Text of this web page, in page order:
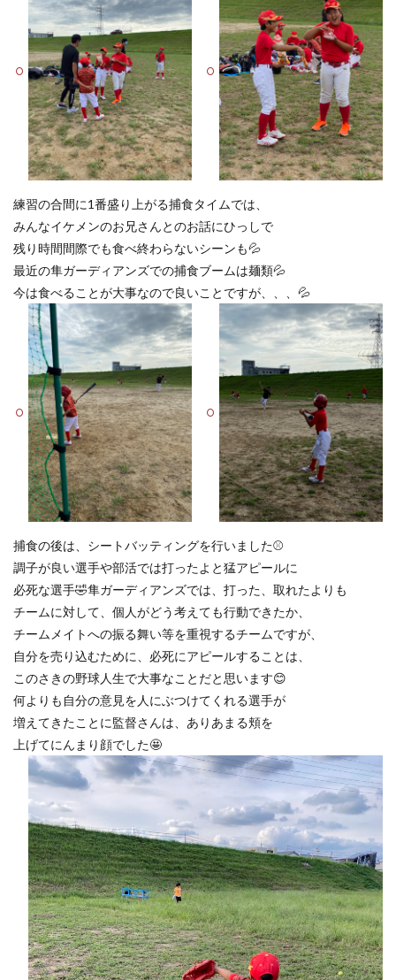
練習の合間に1番盛り上がる捕食タイムでは、
みんなイケメンのお兄さんとのお話にひっしで
残り時間間際でも食べ終わらないシーンも💦
最近の隼ガーディアンズでの捕食ブームは麺類💦
今は食べることが大事なので良いことですが、、、💦
捕食の後は、シートバッティングを行いました⚾️
調子が良い選手や部活では打ったよと猛アピールに
必死な選手🤣隼ガーディアンズでは、打った、取れたよりも
チームに対して、個人がどう考えても行動できたか、
チームメイトへの振る舞い等を重視するチームですが、
自分を売り込むために、必死にアピールすることは、
このさきの野球人生で大事なことだと思います😊
何よりも自分の意見を人にぶつけてくれる選手が
増えてきたことに監督さんは、ありあまる頬を
上げてにんまり顔でした🤩